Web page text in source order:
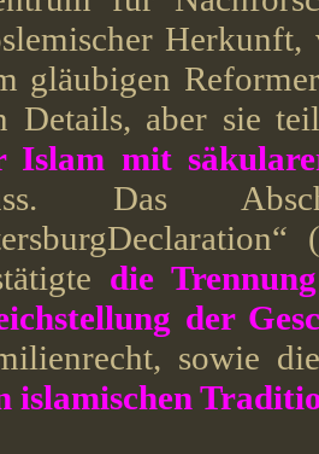
gläubigen
Details, aber sie
Islam mit
Das
die
der
sowie
islamischen